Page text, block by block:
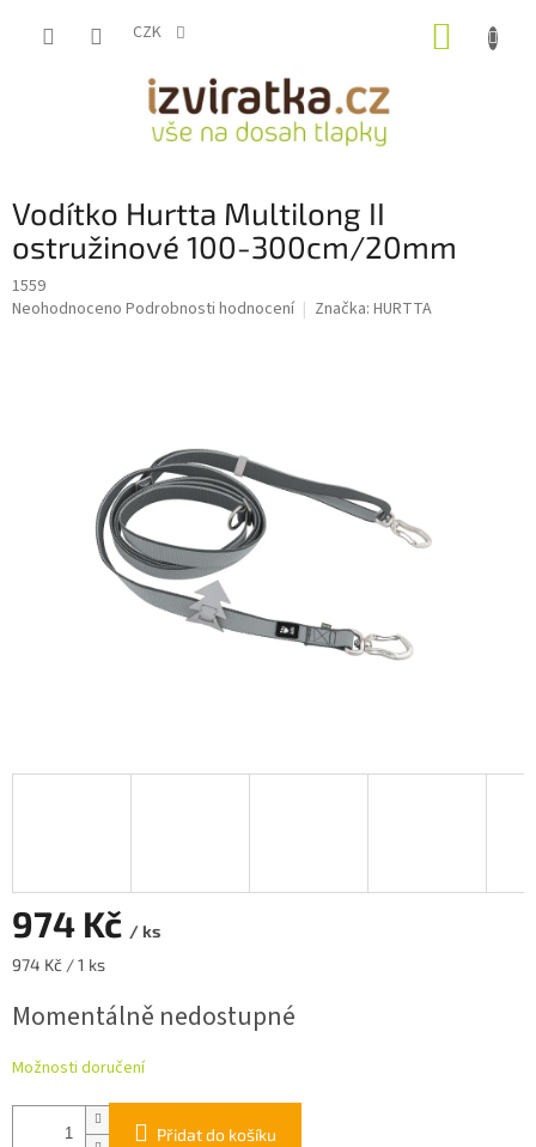
CZK
Vodítko Hurtta Multilong II
ostružinové 100-300cm/20mm
1559
Průměrné
Neohodnoceno Podrobnosti hodnocení Značka: HURTTA
974 Kč / ks
Měrná
974 Kč / 1 ks
Momentálně nedostupné
Možnosti doručení
Přidat do košíku